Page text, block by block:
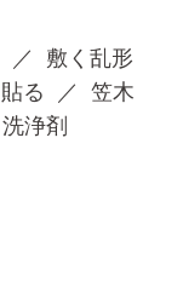
敷く乱形
貼る
笠木
洗浄剤